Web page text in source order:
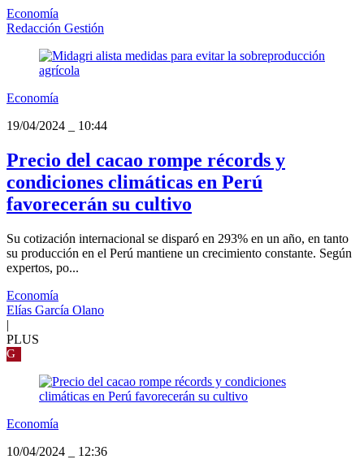
Economía
Redacción Gestión
Economía
19/04/2024
10:44
Precio del cacao rompe récords y
condiciones climáticas en Perú
favorecerán su cultivo
Su cotización internacional se disparó en 293% en un año, en tanto
su producción en el Perú mantiene un crecimiento constante. Según
expertos, po...
Economía
Elías García Olano
|
PLUS
G
Economía
10/04/2024
12:36